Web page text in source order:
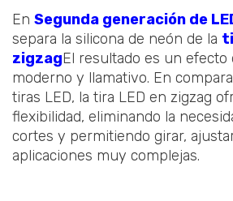
En Segunda generación de
separa la silicona de neón de la
zigzagEl resultado es un efecto
moderno y llamativo. En
tiras LED, la tira LED en zigzag
flexibilidad, eliminando la
cortes y permitiendo girar,
aplicaciones muy complejas.